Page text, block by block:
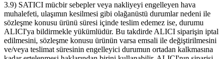
3.9) SATICI mücbir sebepler veya nakliyeyi engelleyen hava
muhalefeti, ulaşımın kesilmesi gibi olağanüstü durumlar nedeni ile
sözleşme konusu ürünü süresi içinde teslim edemez ise, durumu
ALICI'ya bildirmekle yükümlüdür. Bu takdirde ALICI siparişin iptal
edilmesini, sözleşme konusu ürünün varsa emsali ile değiştirilmesini
ve/veya teslimat süresinin engelleyici durumun ortadan kalkmasına